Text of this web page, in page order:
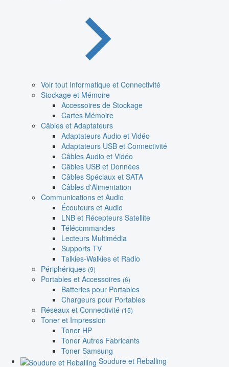
Voir tout Informatique et Connectivité
Stockage et Mémoire
Accessoires de Stockage
Cartes Mémoire
Câbles et Adaptateurs
Adaptateurs Audio et Vidéo
Adaptateurs USB et Connectivité
Câbles Audio et Vidéo
Câbles USB et Données
Câbles Spéciaux et SATA
Câbles d'Alimentation
Communications et Audio
Écouteurs et Audio
LNB et Récepteurs Satellite
Télécommandes
Lecteurs Multimédia
Supports TV
Talkies-Walkies et Radio
Périphériques (9)
Portables et Accessoires (6)
Batteries pour Portables
Chargeurs pour Portables
Réseaux et Connectivité (15)
Toner et Impression
Toner HP
Toner Autres Fabricants
Toner Samsung
Soudure et Reballing